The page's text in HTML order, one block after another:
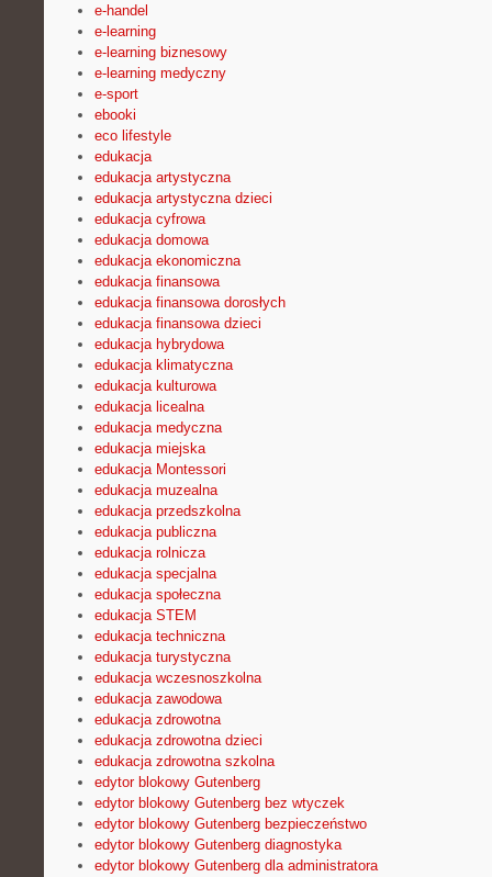
e-handel
e-learning
e-learning biznesowy
e-learning medyczny
e-sport
ebooki
eco lifestyle
edukacja
edukacja artystyczna
edukacja artystyczna dzieci
edukacja cyfrowa
edukacja domowa
edukacja ekonomiczna
edukacja finansowa
edukacja finansowa dorosłych
edukacja finansowa dzieci
edukacja hybrydowa
edukacja klimatyczna
edukacja kulturowa
edukacja licealna
edukacja medyczna
edukacja miejska
edukacja Montessori
edukacja muzealna
edukacja przedszkolna
edukacja publiczna
edukacja rolnicza
edukacja specjalna
edukacja społeczna
edukacja STEM
edukacja techniczna
edukacja turystyczna
edukacja wczesnoszkolna
edukacja zawodowa
edukacja zdrowotna
edukacja zdrowotna dzieci
edukacja zdrowotna szkolna
edytor blokowy Gutenberg
edytor blokowy Gutenberg bez wtyczek
edytor blokowy Gutenberg bezpieczeństwo
edytor blokowy Gutenberg diagnostyka
edytor blokowy Gutenberg dla administratora